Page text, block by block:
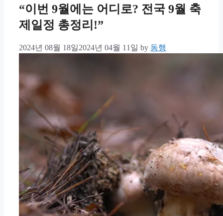
“이번 9월에는 어디로? 전국 9월 축
제일정 총정리!”
2024년 08월 18일2024년 04월 11일 by 동행